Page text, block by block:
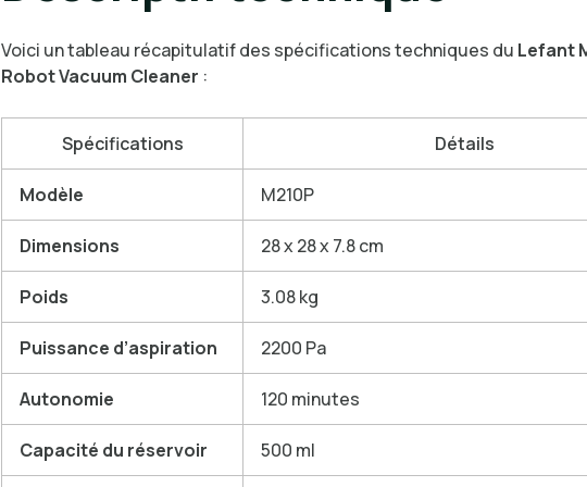
Voici un tableau récapitulatif des spécifications techniques du Lefant
Robot Vacuum Cleaner :
Spécifications Détails
Modèle M210P
Dimensions 28 x 28 x 7.8 cm
Poids 3.08 kg
Puissance d’aspiration 2200 Pa
Autonomie 120 minutes
Capacité du réservoir 500 ml